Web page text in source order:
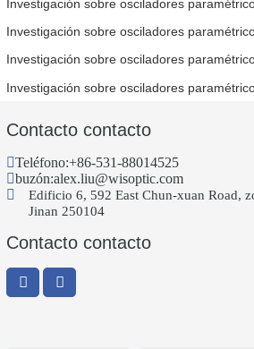
Contacto contacto
Teléfono:+86-531-88014525
buzón:alex.liu@wisoptic.com
Edificio 6, 592 East Chun-xuan Road,
Jinan 250104
Contacto contacto